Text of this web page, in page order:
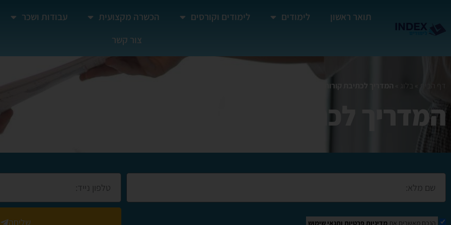
תואר ראשון לימודים לימודים וקורסים הכשרה מקצועית
עבודות ושכר
צור קשר
» בלוג המדריך לכתיבת קורות חיים מנצחים
המדריך לכתיבת קורות חיים מנצחים
הנכם מאשרים את מדיניות פרטיות ותנאי שימוש שליחה